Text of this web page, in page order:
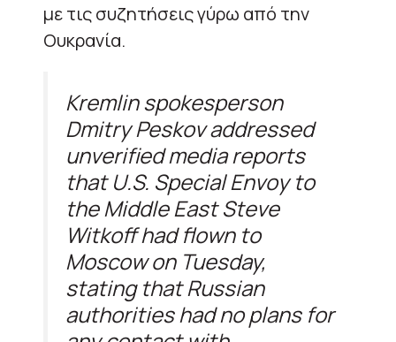
με τις συζητήσεις γύρω από την
Ουκρανία.
Kremlin spokesperson
Dmitry Peskov addressed
unverified media reports
that U.S. Special Envoy to
the Middle East Steve
Witkoff had flown to
Moscow on Tuesday,
stating that Russian
authorities had no plans for